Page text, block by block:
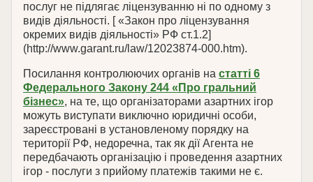
послуг не підлягає ліцензуванню ні по одному з
видів діяльності. [ «Закон про ліцензування
окремих видів діяльності» РФ ст.1.2]
(http://www.garant.ru/law/12023874-000.htm).
Посилання контролюючих органів на статті 6
Федерального Закону 244 «Про гральний
бізнес», на те, що організаторами азартних ігор
можуть виступати виключно юридичні особи,
зареєстровані в установленому порядку на
території РФ, недоречна, так як дії Агента не
передбачають організацію і проведення азартних
ігор - послуги з прийому платежів такими не є.